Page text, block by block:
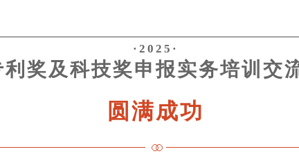
·2025·
利奖及科技奖申报实务培训交
圆满成功